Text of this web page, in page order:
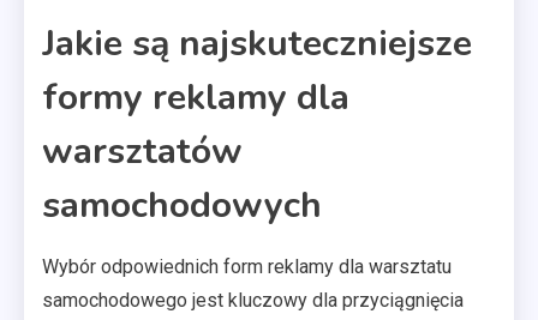
Jakie są najskuteczniejsze
formy reklamy dla
warsztatów
samochodowych
Wybór odpowiednich form reklamy dla warsztatu
samochodowego jest kluczowy dla przyciągnięcia